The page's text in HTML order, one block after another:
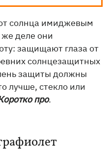
солнца имиджевым
деле они
защищают глаза от
солнцезащитных
защиты должны
лучше, стекло или
про.